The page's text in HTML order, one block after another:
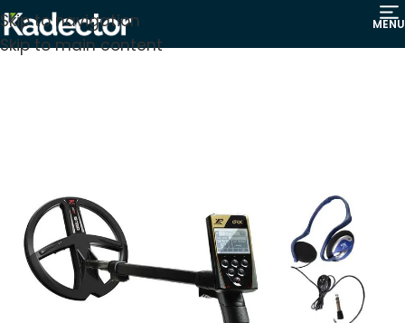
Skip to navigation
Skip to main content
MENU